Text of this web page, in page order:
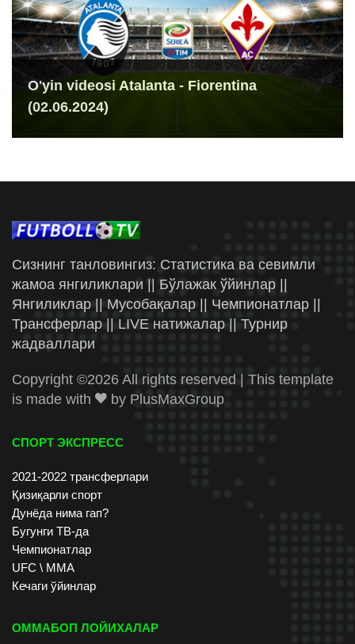
O'yin videosi Atalanta - Fiorentina
(02.06.2024)
Сизнинг танловингиз: Статистика ва севимли
жамоа янгиликлари || Бўлажак ўйинлар ||
Янгиликлар || Мусобақалар || Чемпионатлар ||
Трансферлар || LIVE натижалар || Турнир
жадваллари
Copyright ©2026 All rights reserved | This template
is made with
by PlusMaxGroup
СПОРТ ЭКСПРЕСС
2021-2022 трансферлари
Қизиқарли спорт
Дунёда нима гап?
Бугунги ТВ-да
Чемпионатлар
UFC \ ММА
Кечаги ўйинлар
ОММАБОП ЛОЙИХАЛАР